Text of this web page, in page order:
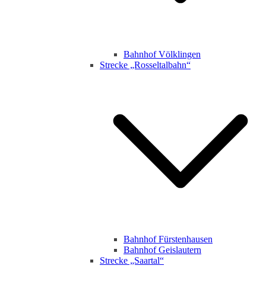
Bahnhof Völklingen
Strecke „Rosseltalbahn“
Bahnhof Fürstenhausen
Bahnhof Geislautern
Strecke „Saartal“